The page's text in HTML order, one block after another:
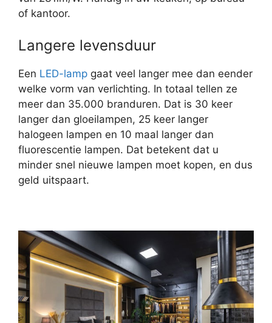
of kantoor.
Langere levensduur
Een LED-lamp gaat veel langer mee dan eender
welke vorm van verlichting. In totaal tellen ze
meer dan 35.000 branduren. Dat is 30 keer
langer dan gloeilampen, 25 keer langer
halogeen lampen en 10 maal langer dan
fluorescentie lampen. Dat betekent dat u
minder snel nieuwe lampen moet kopen, en dus
geld uitspaart.